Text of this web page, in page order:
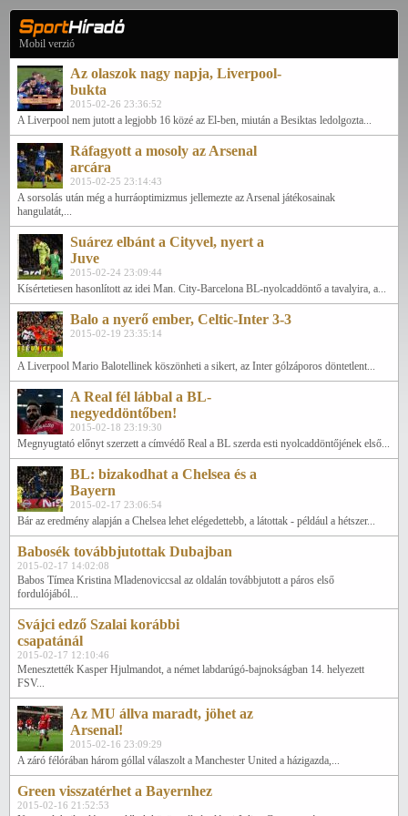
Mobil verzió
Az olaszok nagy napja, Liverpool-
bukta
2015-02-26 23:36:52
A Liverpool nem jutott a legjobb 16 közé az El-ben, miután a Besiktas ledolgozta...
Ráfagyott a mosoly az Arsenal
arcára
2015-02-25 23:14:43
A sorsolás után még a hurráoptimizmus jellemezte az Arsenal játékosainak
hangulatát,...
Suárez elbánt a Cityvel, nyert a
Juve
2015-02-24 23:09:44
Kísértetiesen hasonlított az idei Man. City-Barcelona BL-nyolcaddöntő a tavalyira, a...
Balo a nyerő ember, Celtic-Inter 3-3
2015-02-19 23:35:14
A Liverpool Mario Balotellinek köszönheti a sikert, az Inter gólzáporos döntetlent...
A Real fél lábbal a BL-
negyeddöntőben!
2015-02-18 23:19:30
Megnyugtató előnyt szerzett a címvédő Real a BL szerda esti nyolcaddöntőjének első...
BL: bizakodhat a Chelsea és a
Bayern
2015-02-17 23:06:54
Bár az eredmény alapján a Chelsea lehet elégedettebb, a látottak - például a hétszer...
Babosék továbbjutottak Dubajban
2015-02-17 14:02:08
Babos Tímea Kristina Mladenoviccsal az oldalán továbbjutott a páros első
fordulójából...
Svájci edző Szalai korábbi
csapatánál
2015-02-17 12:10:46
Menesztették Kasper Hjulmandot, a német labdarúgó-bajnokságban 14. helyezett
FSV...
Az MU állva maradt, jöhet az
Arsenal!
2015-02-16 23:09:29
A záró félórában három góllal válaszolt a Manchester United a házigazda,...
Green visszatérhet a Bayernhez
2015-02-16 21:52:53